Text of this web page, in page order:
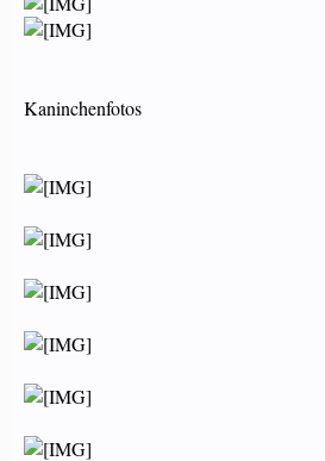
Kaninchenfotos